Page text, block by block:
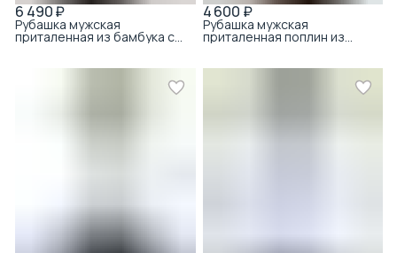
6 490 ₽
Рубашка мужская
приталенная из бамбука с
хлопком белый
4 600 ₽
Рубашка мужская
приталенная поплин из
хлопка белый